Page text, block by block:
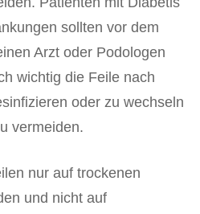
sollten vor dem
Arzt oder Podologen
wichtig die Feile nach
oder zu wechseln
vermeiden.
nur auf trockenen
und nicht auf